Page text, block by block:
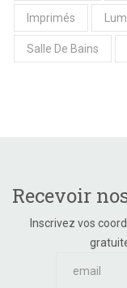
Imprimés
Salle De Bains
Recevoir
Inscrivez vos